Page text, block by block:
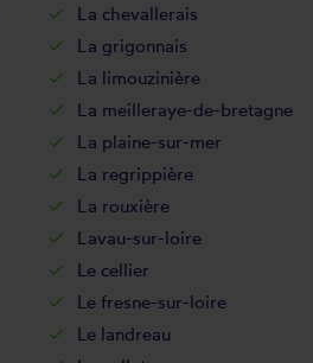
La chevallerais
La grigonnais
La limouzinière
La meilleraye-de-bretagne
La plaine-sur-mer
La regrippière
La rouxière
Lavau-sur-loire
Le cellier
Le fresne-sur-loire
Le landreau